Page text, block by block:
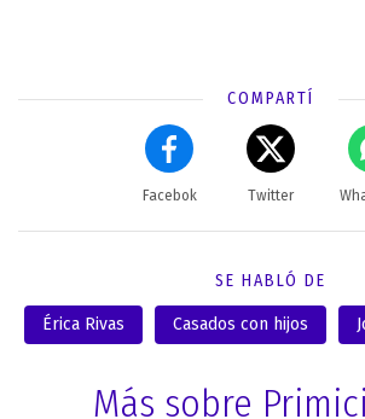
COMPARTÍ
Facebok Twitter
SE HABLÓ DE
Érica Rivas Casados con hijos
Más sobre